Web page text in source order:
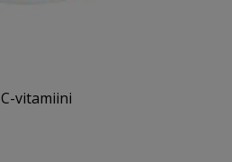
C-vitamiini